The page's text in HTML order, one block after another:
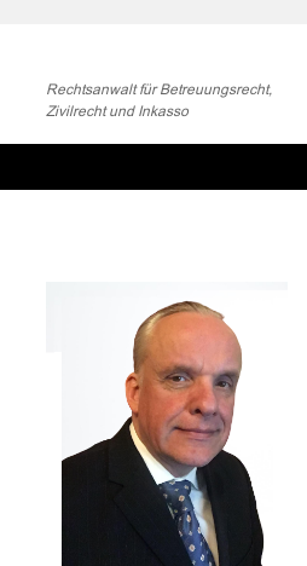
Rechtsanwalt für Betreuungsrecht,
Zivilrecht und Inkasso